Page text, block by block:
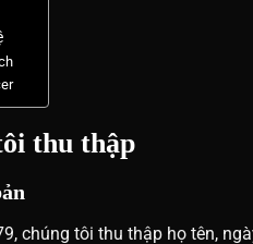
thu thập
chúng tôi thu thập họ tên,